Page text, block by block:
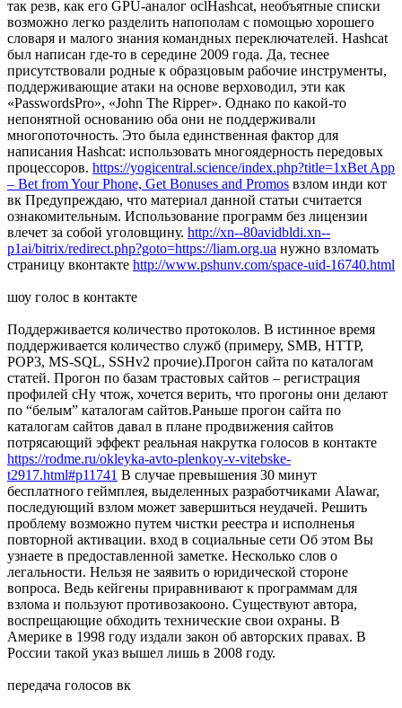
так резв, как его GPU-аналог oclHashcat, необъятные списки
возможно легко разделить напополам с помощью хорошего
словаря и малого знания командных переключателей. Hashcat
был написан где-то в середине 2009 года. Да, теснее
присутствовали родные к образцовым рабочие инструменты,
поддерживающие атаки на основе верховодил, эти как
«PasswordsPro», «John The Ripper». Однако по какой-то
непонятной основанию оба они не поддерживали
многопоточность. Это была единственная фактор для
написания Hashcat: использовать многоядерность передовых
процессоров. https://yogicentral.science/index.php?title=1xBet App
– Bet from Your Phone, Get Bonuses and Promos взлом инди кот
вк Предупреждаю, что материал данной статьи считается
ознакомительным. Использование программ без лицензии
влечет за собой уголовщину. http://xn--80avidbldi.xn--
p1ai/bitrix/redirect.php?goto=https://liam.org.ua нужно взломать
страницу вконтакте http://www.pshunv.com/space-uid-16740.html
шоу голос в контакте
Поддерживается количество протоколов. В истинное время
поддерживается количество служб (примеру, SMB, HTTP,
POP3, MS-SQL, SSHv2 прочие).Прогон сайта по каталогам
статей. Прогон по базам трастовых сайтов – регистрация
профилей сНу чтож, хочется верить, что прогоны они делают
по “белым” каталогам сайтов.Раньше прогон сайта по
каталогам сайтов давал в плане продвижения сайтов
потрясающий эффект реальная накрутка голосов в контакте
https://rodme.ru/okleyka-avto-plenkoy-v-vitebske-
t2917.html#p11741 В случае превышения 30 минут
бесплатного геймплея, выделенных разработчиками Alawar,
последующий взлом может завершиться неудачей. Решить
проблему возможно путем чистки реестра и исполненья
повторной активации. вход в социальные сети Об этом Вы
узнаете в предоставленной заметке. Несколько слов о
легальности. Нельзя не заявить о юридической стороне
вопроса. Ведь кейгены приравнивают к программам для
взлома и пользуют противозакооно. Существуют автора,
воспрещающие обходить технические свои охраны. В
Америке в 1998 году издали закон об авторских правах. В
России такой указ вышел лишь в 2008 году.
передача голосов вк